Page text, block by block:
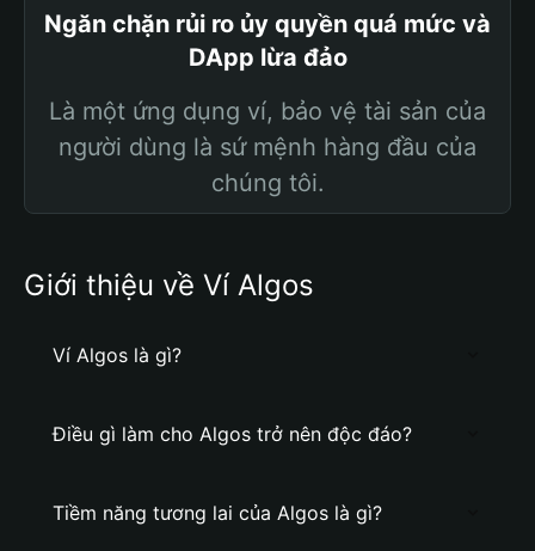
Ngăn chặn rủi ro ủy quyền quá mức và
DApp lừa đảo
Là một ứng dụng ví, bảo vệ tài sản của
người dùng là sứ mệnh hàng đầu của
chúng tôi.
Giới thiệu về Ví Algos
Ví Algos là gì?
Điều gì làm cho Algos trở nên độc đáo?
Tiềm năng tương lai của Algos là gì?